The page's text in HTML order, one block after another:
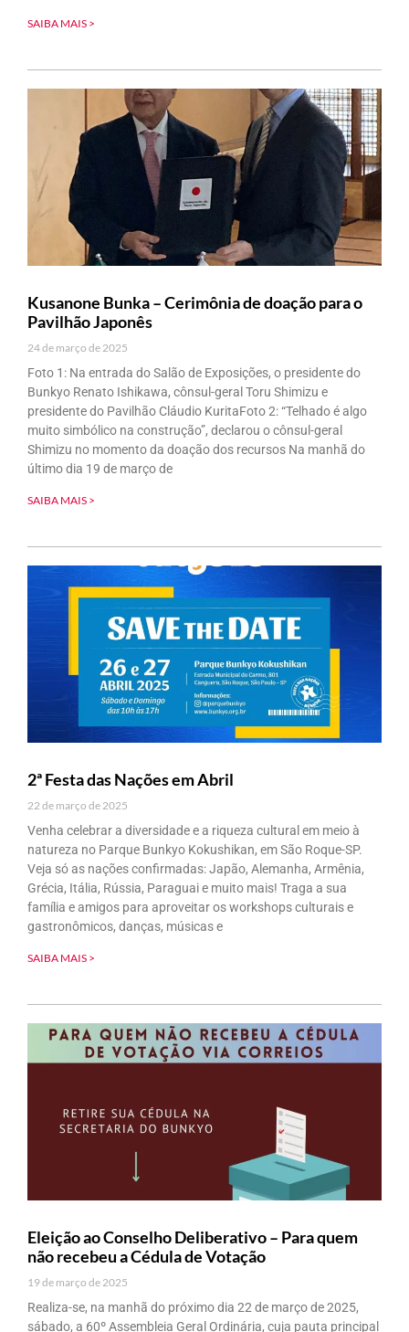
SAIBA MAIS >
Kusanone Bunka – Cerimônia de doação para o
Pavilhão Japonês
24 de março de 2025
Foto 1: Na entrada do Salão de Exposições, o presidente do
Bunkyo Renato Ishikawa, cônsul-geral Toru Shimizu e
presidente do Pavilhão Cláudio KuritaFoto 2: “Telhado é algo
muito simbólico na construção”, declarou o cônsul-geral
Shimizu no momento da doação dos recursos Na manhã do
último dia 19 de março de
SAIBA MAIS >
2ª Festa das Nações em Abril
22 de março de 2025
Venha celebrar a diversidade e a riqueza cultural em meio à
natureza no Parque Bunkyo Kokushikan, em São Roque-SP.
Veja só as nações confirmadas: Japão, Alemanha, Armênia,
Grécia, Itália, Rússia, Paraguai e muito mais! Traga a sua
família e amigos para aproveitar os workshops culturais e
gastronômicos, danças, músicas e
SAIBA MAIS >
Eleição ao Conselho Deliberativo – Para quem
não recebeu a Cédula de Votação
19 de março de 2025
Realiza-se, na manhã do próximo dia 22 de março de 2025,
sábado, a 60º Assembleia Geral Ordinária, cuja pauta principal